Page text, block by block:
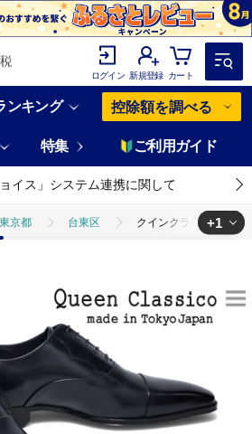
ログイン 新規登録 カート
ンキング 控除額を調べる
特集 ご利用ガイド
ョイス」システム連携に関して
東京都 台東区 クインクラシコ 革靴
+1